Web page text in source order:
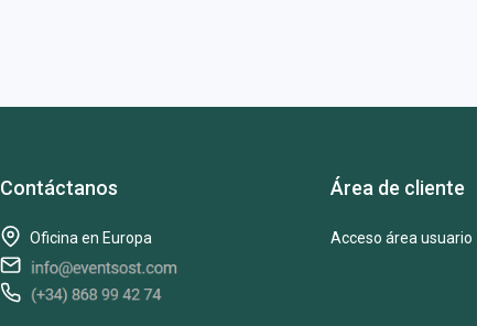
Contáctanos
Oficina en Europa
Área de cliente
Acceso área usuario